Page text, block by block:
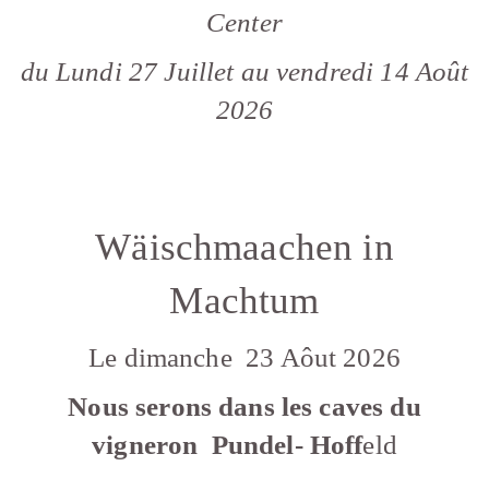
Center
du Lundi 27 Juillet au vendredi 14 Août
2026
Wäischmaachen in
Machtum
Le dimanche 23 Aôut 2026
Nous serons dans les caves du
vigneron Pundel- Hoffeld